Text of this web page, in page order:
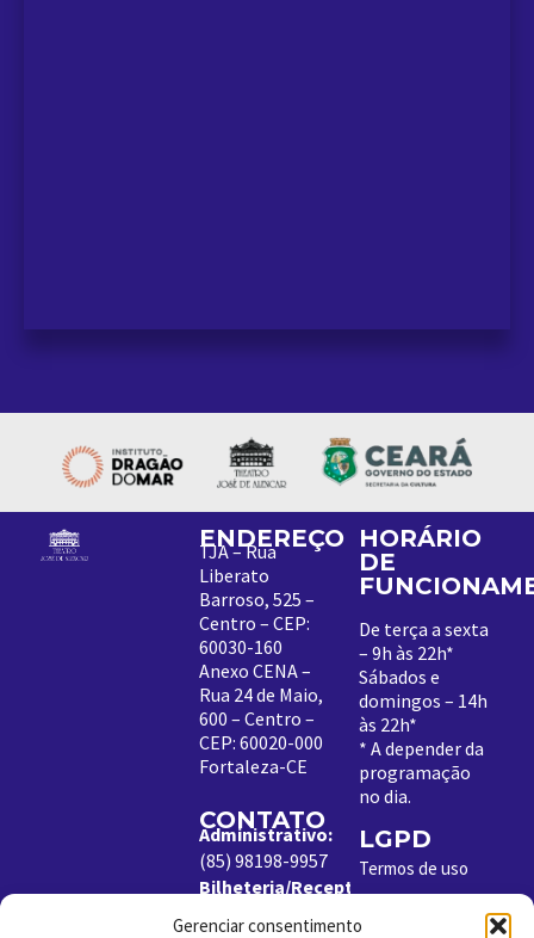
Gerenciar consentimento
ENDEREÇO
TJA – Rua
Liberato
Barroso, 525 –
Centro – CEP:
60030-160
Anexo CENA –
Rua 24 de Maio,
600 – Centro –
CEP: 60020-000
Fortaleza-CE
CONTATO
Administrativo:
(85) 98198-9957
Bilheteria/Receptivo:
(85) 99204-8843
HORÁRIO
DE
De terça a sexta
– 9h às 22h*
Sábados e
domingos – 14h
às 22h*
* A depender da
programação
no dia.
LGPD
Termos de uso